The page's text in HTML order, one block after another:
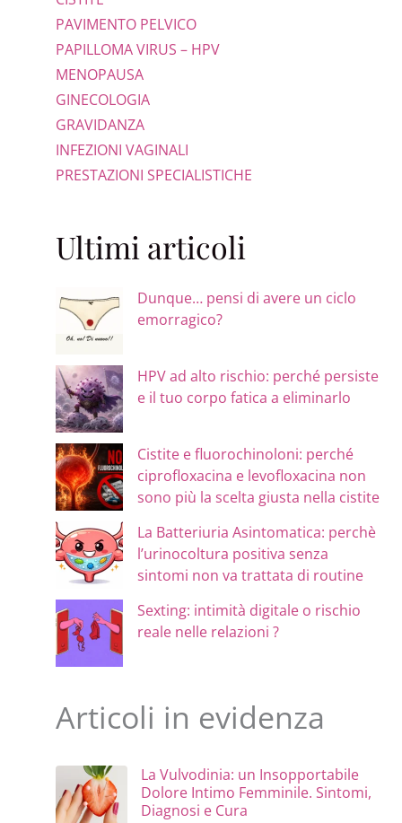
PAVIMENTO PELVICO
PAPILLOMA VIRUS – HPV
MENOPAUSA
GINECOLOGIA
GRAVIDANZA
INFEZIONI VAGINALI
PRESTAZIONI SPECIALISTICHE
Ultimi articoli
Dunque… pensi di avere un ciclo
emorragico?
HPV ad alto rischio: perché persiste
e il tuo corpo fatica a eliminarlo
Cistite e fluorochinoloni: perché
ciprofloxacina e levofloxacina non
sono più la scelta giusta nella cistite
La Batteriuria Asintomatica: perchè
l’urinocoltura positiva senza
sintomi non va trattata di routine
Sexting: intimità digitale o rischio
reale nelle relazioni ?
Articoli in evidenza
La Vulvodinia: un Insopportabile
Dolore Intimo Femminile. Sintomi,
Diagnosi e Cura